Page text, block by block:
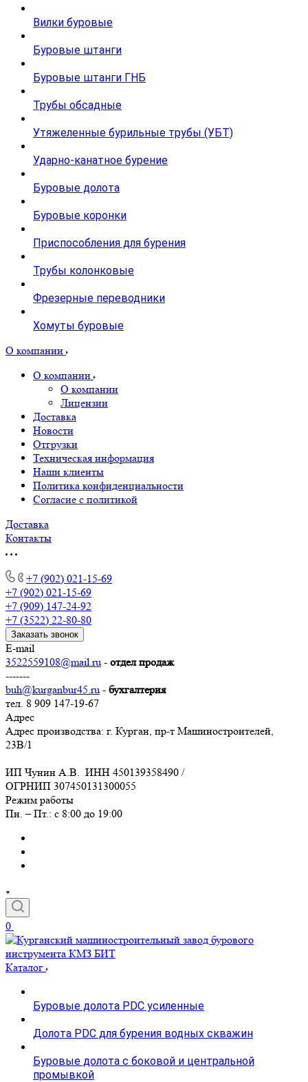
Вилки буровые
Буровые штанги
Буровые штанги ГНБ
Трубы обсадные
Утяжеленные бурильные трубы (УБТ)
Ударно-канатное бурение
Буровые долота
Буровые коронки
Приспособления для бурения
Трубы колонковые
Фрезерные переводники
Хомуты буровые
О компании
О компании
О компании
Лицензии
Доставка
Новости
Отгрузки
Техническая информация
Наши клиенты
Политика конфиденциальности
Согласие с политикой
Доставка
Контакты
+7 (902) 021-15-69
+7 (902) 021-15-69
+7 (909) 147-24-92
+7 (3522) 22-80-80
Заказать звонок
E-mail
3522559108@mail.ru - отдел продаж
-------
buh@kurganbur45.ru - бухгалтерия
тел. 8 909 147-19-67
Адрес
Адрес производства: г. Курган, пр-т Машиностроителей,
23В/1
ИП Чунин А.В. ИНН 450139358490 /
ОГРНИП 307450131300055
Режим работы
Пн. – Пт.: с 8:00 до 19:00
0
Каталог
Буровые долота PDC усиленные
Долота PDC для бурения водных скважин
Буровые долота с бoковой и центральной
промывкой